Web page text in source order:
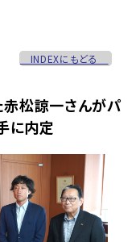
INDEXにもどる
松諒一さんがパ
に内定